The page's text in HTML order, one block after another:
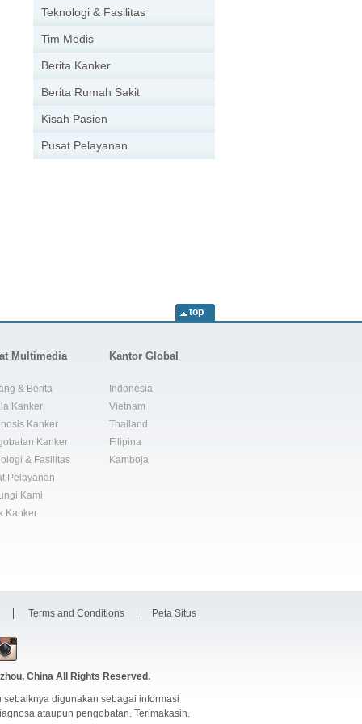
Teknologi & Fasilitas
Tim Medis
Berita Kanker
Berita Rumah Sakit
Kisah Pasien
Pusat Pelayanan
top
Multimedia
& Berita
Kanker
Kanker
Kanker
& Fasilitas
Pelayanan
Kami
Kanker
Kantor Global
Indonesia
Vietnam
Thailand
Filipina
Kamboja
Terms and Conditions Peta Situs
China All Rights Reserved.
digunakan sebagai informasi
ataupun pengobatan. Terimakasih.